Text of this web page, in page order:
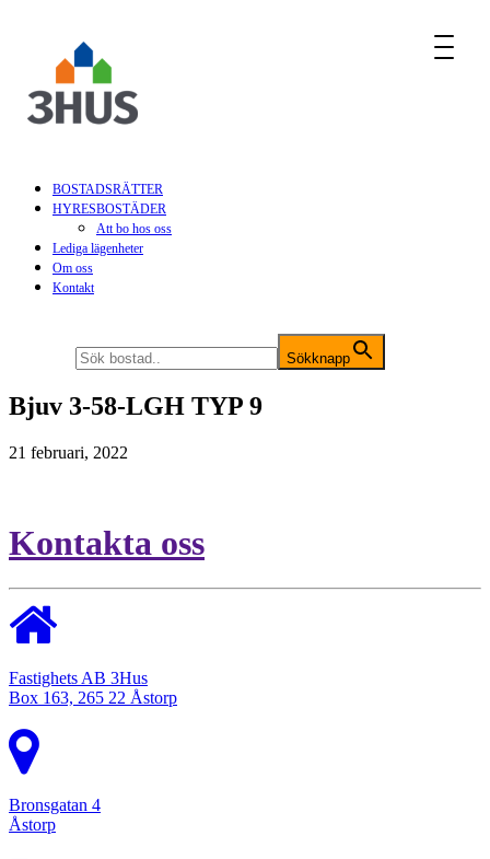
BOSTADSRÄTTER
HYRESBOSTÄDER
Att bo hos oss
Lediga lägenheter
Om oss
Kontakt
Sökknapp
Bjuv 3-58-LGH TYP 9
21 februari, 2022
Kontakta oss
Fastighets AB 3Hus
Box 163, 265 22 Åstorp
Bronsgatan 4
Åstorp